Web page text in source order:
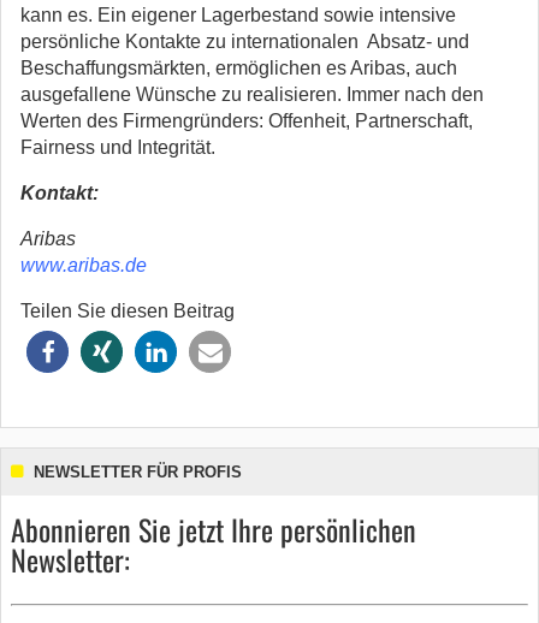
kann es. Ein eigener Lagerbestand sowie intensive
persönliche Kontakte zu internationalen Absatz- und
Beschaffungsmärkten, ermöglichen es Aribas, auch
ausgefallene Wünsche zu realisieren. Immer nach den
Werten des Firmengründers: Offenheit, Partnerschaft,
Fairness und Integrität.
Kontakt:
Aribas
www.aribas.de
Teilen Sie diesen Beitrag
NEWSLETTER FÜR PROFIS
Abonnieren Sie jetzt Ihre persönlichen
Newsletter: